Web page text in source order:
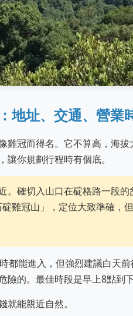
地址、交通、營業
雞冠而得名。它不算高，海
你規劃行程時有個底。
。確切入山口在碇格路一段
雞冠山」，定位大致準確，
都能進入，但強烈建議白天
的。最佳時段是早上8點到
就能親近自然。